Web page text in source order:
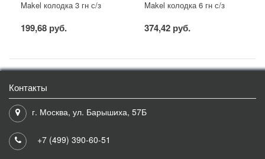
Makel колодка 3 гн с/з
199,68 руб.
Makel колодка 6 гн с/з
374,42 руб.
Контакты
г. Москва, ул. Барышиха, 57Б
+7 (499) 390-60-51